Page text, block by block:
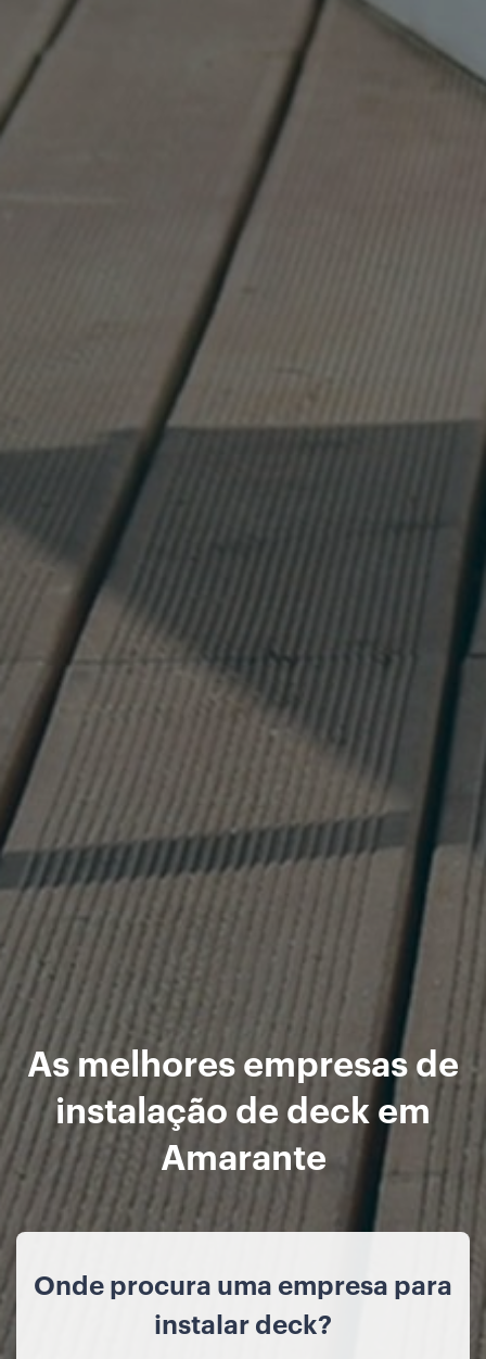
As melhores empresas de
instalação de deck em
Amarante
Onde procura uma empresa para
instalar deck?